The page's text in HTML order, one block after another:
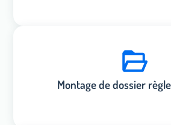
Montage de dossier